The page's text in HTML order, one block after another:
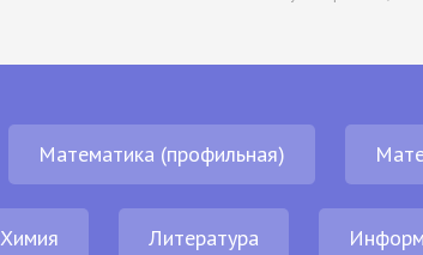
Математика (профильная)
Химия Литература